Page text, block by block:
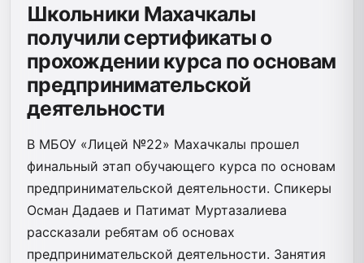
Школьники Махачкалы
получили сертификаты о
прохождении курса по основам
предпринимательской
деятельности
В МБОУ «Лицей №22» Махачкалы прошел
финальный этап обучающего курса по основам
предпринимательской деятельности. Спикеры
Осман Дадаев и Патимат Муртазалиева
рассказали ребятам об основах
предпринимательской деятельности. Занятия